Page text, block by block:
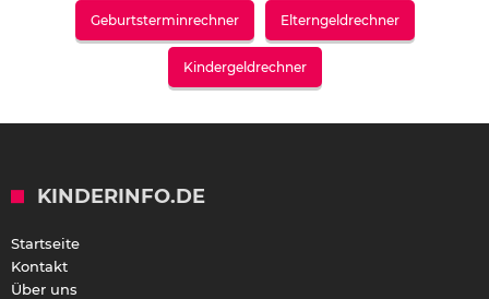
Geburtsterminrechner Elterngeldrechner
Kindergeldrechner
KINDERINFO.DE
Startseite
Kontakt
Über uns